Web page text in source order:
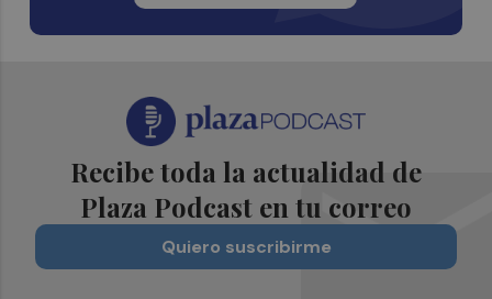
Recibe toda la actualidad de
Plaza Podcast en tu correo
Quiero suscribirme